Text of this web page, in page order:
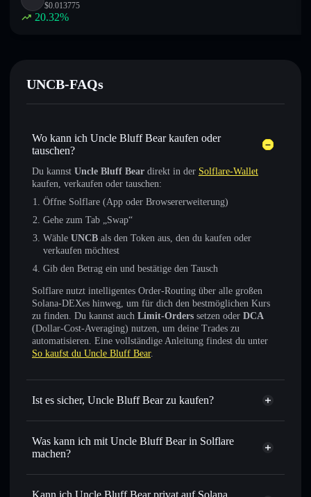
$0.013775
20.32%
UNCB-FAQs
Wo kann ich Uncle Bluff Bear kaufen oder
tauschen?
Du kannst Uncle Bluff Bear direkt in der Solflare-Wallet
kaufen, verkaufen oder tauschen:
Öffne Solflare (App oder Browsererweiterung)
Gehe zum Tab „Swap“
Wähle UNCB als den Token aus, den du kaufen oder
verkaufen möchtest
Gib den Betrag ein und bestätige den Tausch
Solflare nutzt intelligentes Order-Routing über alle großen
Solana-DEXes hinweg, um für dich den bestmöglichen Kurs
zu finden. Du kannst auch Limit-Orders setzen oder DCA
(Dollar-Cost-Averaging) nutzen, um deine Trades zu
automatisieren. Eine vollständige Anleitung findest du unter
So kaufst du Uncle Bluff Bear.
Ist es sicher, Uncle Bluff Bear zu kaufen?
Uncle Bluff Bear
nicht
Was kann ich mit Uncle Bluff Bear in Solflare
machen?
Uncle Bluff Bear
Solflare-Wallet
Sofort tauschen– handle UNCB gegen SOL, USDC oder
Kann ich Uncle Bluff Bear privat auf Solana